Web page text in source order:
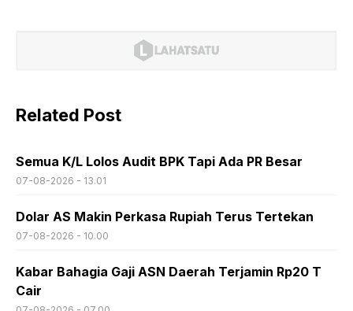
Related Post
Semua K/L Lolos Audit BPK Tapi Ada PR Besar
07-08-2026 - 13.01
Dolar AS Makin Perkasa Rupiah Terus Tertekan
07-08-2026 - 10.00
Kabar Bahagia Gaji ASN Daerah Terjamin Rp20 T
Cair